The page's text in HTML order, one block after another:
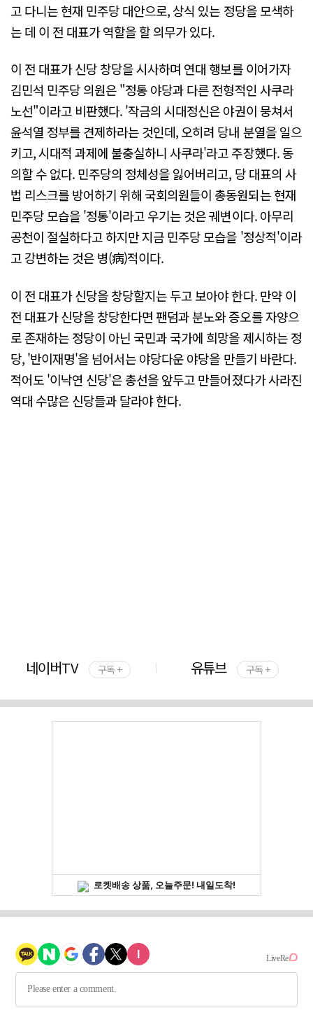
고 다니는 현재 민주당 대안으로, 상식 있는 정당을 모색하
는 데 이 전 대표가 역할을 할 의무가 있다.
이 전 대표가 신당 창당을 시사하며 연대 행보를 이어가자
김민석 민주당 의원은 "정통 야당과 다른 전형적인 사쿠라
노선"이라고 비판했다. '작금의 시대정신은 야권이 뭉쳐서
윤석열 정부를 견제하라는 것인데, 오히려 당내 분열을 일으
키고, 시대적 과제에 불충실하니 사쿠라'라고 주장했다. 동
의할 수 없다. 민주당의 정체성을 잃어버리고, 당 대표의 사
법 리스크를 방어하기 위해 국회의원들이 총동원되는 현재
민주당 모습을 '정통'이라고 우기는 것은 궤변이다. 아무리
공천이 절실하다고 하지만 지금 민주당 모습을 '정상적'이라
고 강변하는 것은 병(病)적이다.
이 전 대표가 신당을 창당할지는 두고 보아야 한다. 만약 이
전 대표가 신당을 창당한다면 팬덤과 분노와 증오를 자양으
로 존재하는 정당이 아닌 국민과 국가에 희망을 제시하는 정
당, '반이재명'을 넘어서는 야당다운 야당을 만들기 바란다.
적어도 '이낙연 신당'은 총선을 앞두고 만들어졌다가 사라진
역대 수많은 신당들과 달라야 한다.
네이버TV 구독 + 유튜브 구독 +